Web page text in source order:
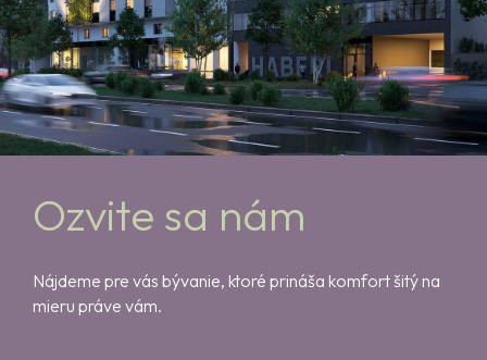
Ozvite sa nám
Nájdeme pre vás bývanie, ktoré prináša komfort šitý na
mieru práve vám.